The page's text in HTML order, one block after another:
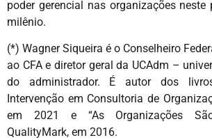
poder gerencial nas organizações neste
milênio.
(*) Wagner Siqueira é o Conselheiro
ao CFA e diretor geral da UCAdm –
do administrador. É autor dos
Intervenção em Consultoria de
em 2021 e “As Organizações
QualityMark, em 2016.